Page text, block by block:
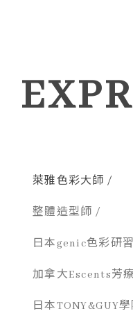
萊雅色彩大師 /
整體造型師 /
日本genic色彩研
加拿大Escents芳
日本TONY&GUY